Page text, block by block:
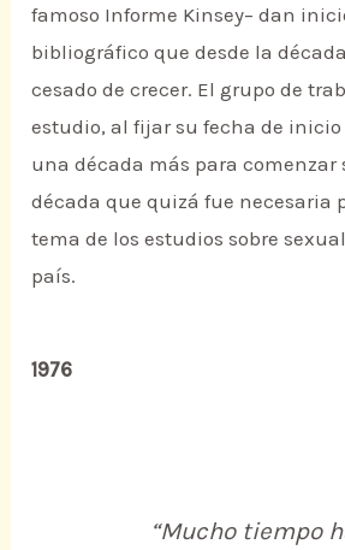
famoso Informe Kinsey– dan
bibliográfico que desde la
cesado de crecer. El grupo de
estudio, al fijar su fecha de inicio
una década más para comenzar
década que quizá fue necesaria
tema de los estudios sobre
país.
1976
“Mucho tiempo